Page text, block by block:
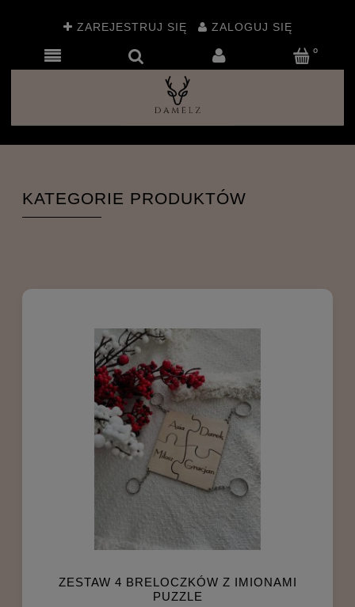
ZAREJESTRUJ SIĘ ZALOGUJ SIĘ
KATEGORIE PRODUKTÓW
ZESTAW 4 BRELOCZKÓW Z IMIONAMI
PUZZLE